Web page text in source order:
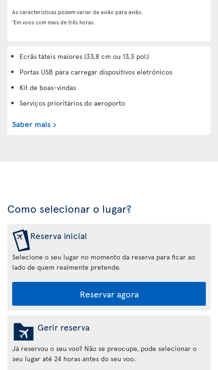
As características podem variar de avião para avião.
1Em voos com mais de três horas.
Ecrãs táteis maiores (33,8 cm ou 13,3 pol.)
Portas USB para carregar dispositivos eletrónicos
Kit de boas-vindas
Serviços prioritários do aeroporto
Saber mais
Como selecionar o lugar?
Reserva inicial
Selecione o seu lugar no momento da reserva para ficar ao
lado de quem realmente pretende.
Reservar agora
Gerir reserva
Já reservou o seu voo? Não se preocupe, pode selecionar o
seu lugar até 24 horas antes do seu voo.